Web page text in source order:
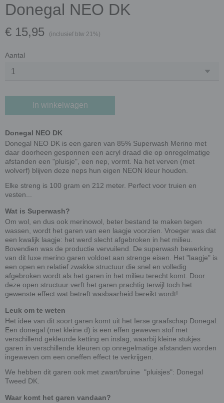
Donegal NEO DK
€ 15,95 (inclusief btw 21%)
Aantal
In winkelwagen
Donegal NEO DK
Donegal NEO DK is een garen van 85% Superwash Merino met
daar doorheen gesponnen een acryl draad die op onregelmatige
afstanden een "pluisje", een nep, vormt. Na het verven (met
wolverf) blijven deze neps hun eigen NEON kleur houden.
Elke streng is 100 gram en 212 meter. Perfect voor truien en
vesten...
Wat is Superwash?
Om wol, en dus ook merinowol, beter bestand te maken tegen
wassen, wordt het garen van een laagje voorzien. Vroeger was dat
een kwalijk laagje: het werd slecht afgebroken in het milieu.
Bovendien was de productie vervuilend. De superwash bewerking
van dit luxe merino garen voldoet aan strenge eisen. Het "laagje" is
een open en relatief zwakke structuur die snel en volledig
afgebroken wordt als het garen in het milieu terecht komt. Door
deze open structuur verft het garen prachtig terwijl toch het
gewenste effect wat betreft wasbaarheid bereikt wordt!
Leuk om te weten
Het idee van dit soort garen komt uit het Ierse graafschap Donegal.
Een donegal (met kleine d) is een effen geweven stof met
verschillend gekleurde ketting en inslag, waarbij kleine stukjes
garen in verschillende kleuren op onregelmatige afstanden worden
ingeweven om een oneffen effect te verkrijgen.
We hebben dit garen ook met zwart/bruine "pluisjes": Donegal
Tweed DK.
Waar komt het garen vandaan?